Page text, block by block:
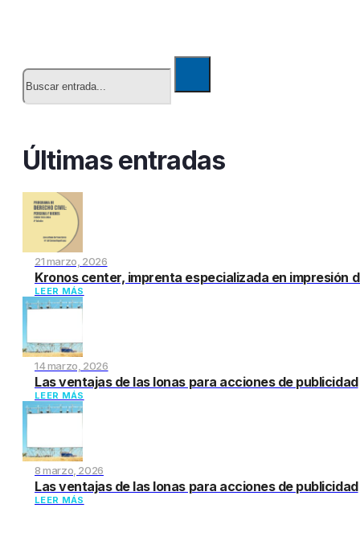
Últimas entradas
21 marzo, 2026
Kronos center, imprenta especializada en impresión
LEER MÁS
14 marzo, 2026
Las ventajas de las lonas para acciones de publicidad
LEER MÁS
8 marzo, 2026
Las ventajas de las lonas para acciones de publicidad
LEER MÁS